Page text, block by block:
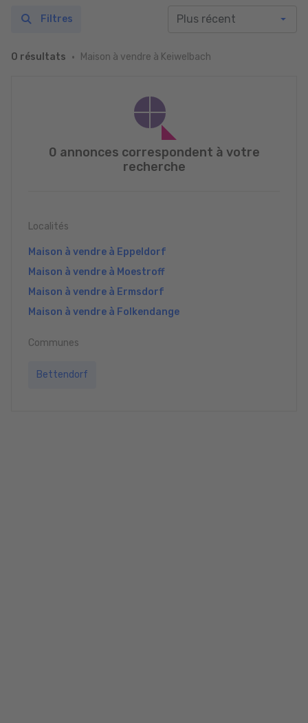
0 résultats Maison à vendre à Keiwelbach
Filtres
0 annonces correspondent à votre
recherche
Localités
Maison à vendre à Eppeldorf
Maison à vendre à Moestroff
Maison à vendre à Ermsdorf
Maison à vendre à Folkendange
Communes
Bettendorf